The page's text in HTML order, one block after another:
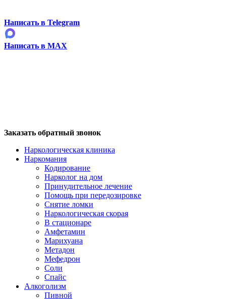
Написать в Telegram
Написать в MAX
Заказать обратный звонок
Наркологическая клиника
Наркомания
Кодирование
Нарколог на дом
Принудительное лечение
Помощь при передозировке
Снятие ломки
Наркологическая скорая
В стационаре
Амфетамин
Марихуана
Метадон
Мефедрон
Соли
Спайс
Алкоголизм
Пивной